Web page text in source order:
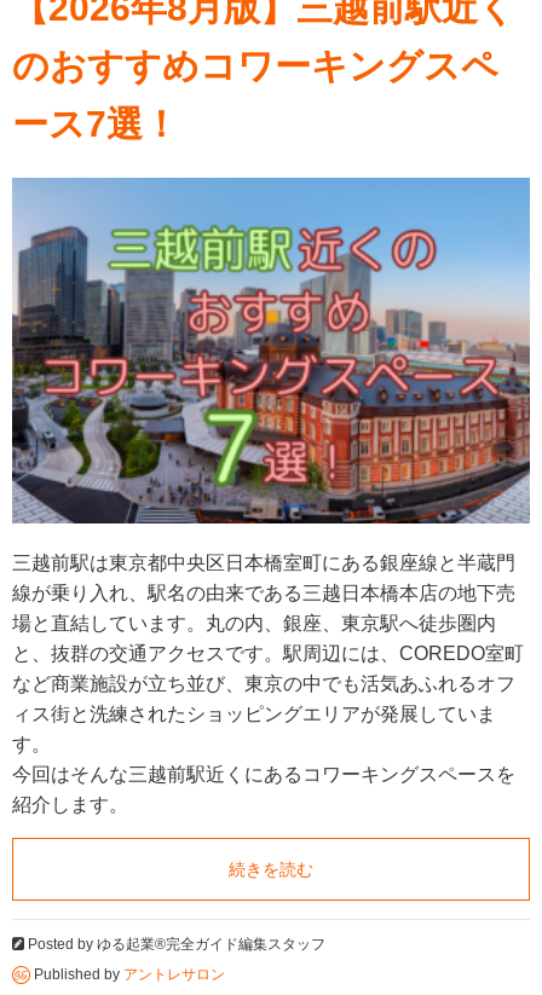
のおすすめコワーキングスペ
ース7選！
三越前駅は東京都中央区日本橋室町にある銀座線と半蔵門
線が乗り入れ、駅名の由来である三越日本橋本店の地下売
場と直結しています。丸の内、銀座、東京駅へ徒歩圏内
と、抜群の交通アクセスです。駅周辺には、COREDO室町
など商業施設が立ち並び、東京の中でも活気あふれるオフ
ィス街と洗練されたショッピングエリアが発展していま
す。
今回はそんな三越前駅近くにあるコワーキングスペースを
紹介します。
続きを読む
Posted by ゆる起業®完全ガイド編集スタッフ
Published by アントレサロン